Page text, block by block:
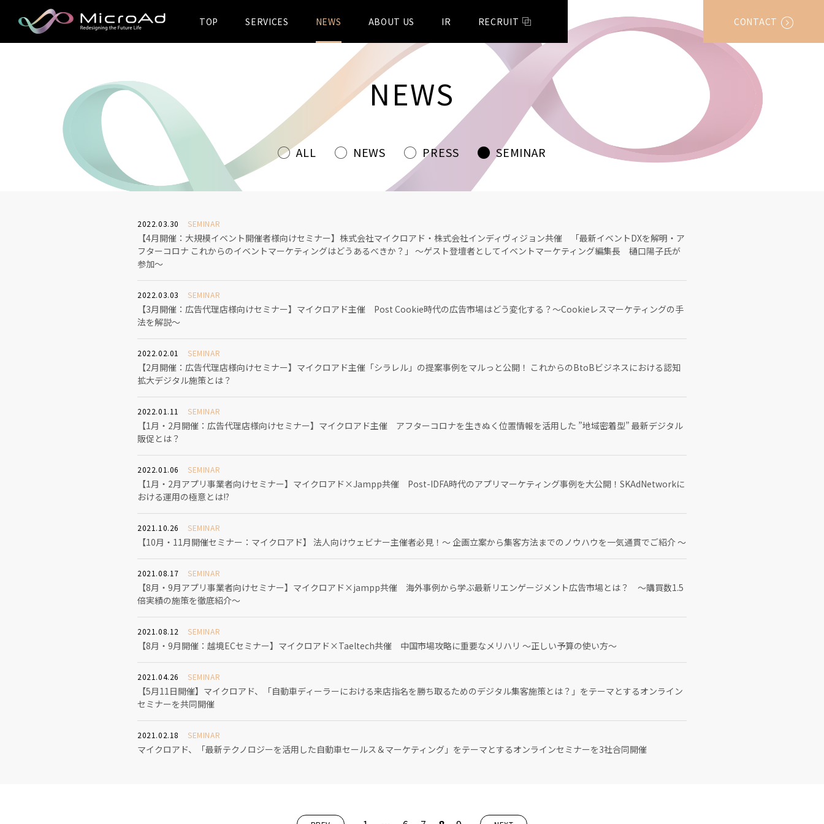
MicroAd -
the Future Life
TOP SERVICES NEWS ABOUT US IR RECRUIT CONTACT
NEWS
ALL NEWS PRESS SEMINAR
2022.03.30 SEMINAR
【4月開催：大規模イベント開催者様向けセミナー】株式会社マイクロアド・株式会社インディヴィジョン共催 「最新イベントDXを解明・ア
フターコロナ これからのイベントマーケティングはどうあるべきか？」 〜ゲスト登壇者としてイベントマーケティング編集長 樋口陽子氏が
参加〜
2022.03.03 SEMINAR
【3月開催：広告代理店様向けセミナー】マイクロアド主催 Post Cookie時代の広告市場はどう変化する？～Cookieレスマーケティングの手
法を解説～
2022.02.01 SEMINAR
【2月開催：広告代理店様向けセミナー】マイクロアド主催「シラレル」の提案事例をマルっと公開！ これからのBtoBビジネスにおける認知
拡大デジタル施策とは？
2022.01.11 SEMINAR
【1月・2月開催：広告代理店様向けセミナー】マイクロアド主催 アフターコロナを生きぬく位置情報を活用した ”地域密着型” 最新デジタル
販促とは？
2022.01.06 SEMINAR
【1月・2月アプリ事業者向けセミナー】マイクロアド×Jampp共催 Post-IDFA時代のアプリマーケティング事例を大公開！SKAdNetworkに
おける運用の極意とは!?
2021.10.26 SEMINAR
【10月・11月開催セミナー：マイクロアド】 法人向けウェビナー主催者必見！〜 企画立案から集客方法までのノウハウを一気通貫でご紹介 〜
2021.08.17 SEMINAR
【8月・9月アプリ事業者向けセミナー】マイクロアド×jampp共催 海外事例から学ぶ最新リエンゲージメント広告市場とは？ ～購買数1.5
倍実績の施策を徹底紹介～
2021.08.12 SEMINAR
【8月・9月開催：越境ECセミナー】マイクロアド×Taeltech共催 中国市場攻略に重要なメリハリ ～正しい予算の使い方～
2021.04.26 SEMINAR
【5月11日開催】マイクロアド、「自動車ディーラーにおける来店指名を勝ち取るためのデジタル集客施策とは？」をテーマとするオンライン
セミナーを共同開催
2021.02.18 SEMINAR
マイクロアド、「最新テクノロジーを活用した自動車セールス＆マーケティング」をテーマとするオンラインセミナーを3社合同開催